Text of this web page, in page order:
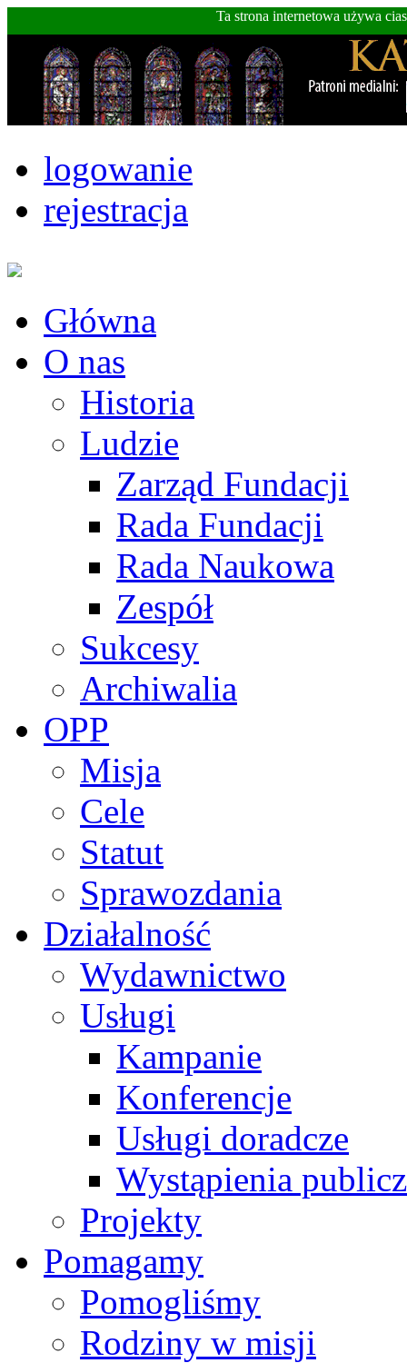
Ta strona internetowa używa
logowanie
rejestracja
Główna
O nas
Historia
Ludzie
Zarząd Fundacji
Rada Fundacji
Rada Naukowa
Zespół
Sukcesy
Archiwalia
OPP
Misja
Cele
Statut
Sprawozdania
Działalność
Wydawnictwo
Usługi
Kampanie
Konferencje
Usługi doradcze
Wystąpienia
Projekty
Pomagamy
Pomogliśmy
Rodziny w misji